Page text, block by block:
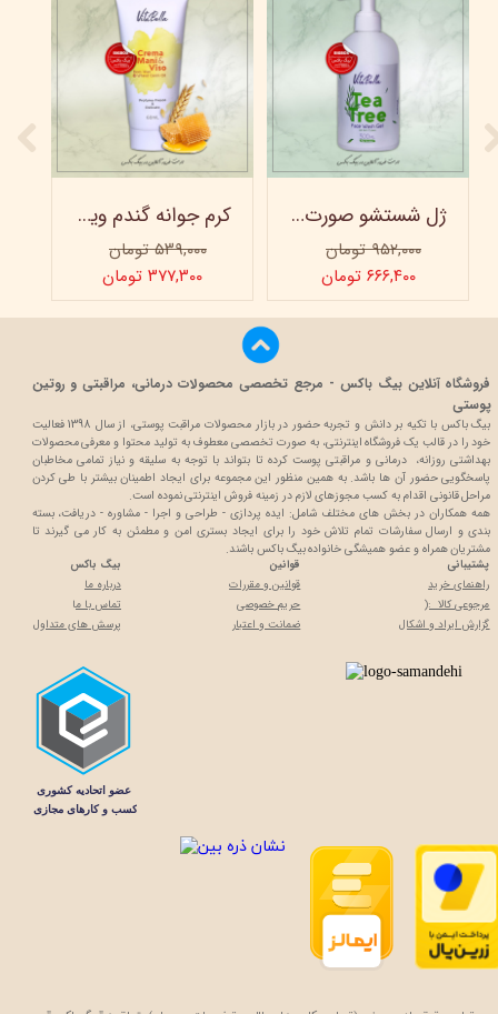
کرم جوانه گندم ویتابلا - تیوپی 60 میلی‌ لیتر
۵۳۹,۰۰۰ تومان
۳۷۷,۳۰۰ تومان
ژل شستشو صورت ویتابلا - 300 میلی لیتر
۹۵۲,۰۰۰ تومان
۶۶۶,۴۰۰ تومان
پشتیبانی
راهنمای خرید
مرجوعی کالا :(
گزارش ایراد و اشکال
قوانین
قوانین و مقررات
حریم خصوصی
ضمانت و اعتبار
بیگ باکس
درباره ما
تماس با ما
پرسش های متداول
فروشگاه آنلاین بیگ باکس - مرجع تخصصی محصولات درمانی، مراقبتی و روتین
پوستی
بیگ باکس با تکیه بر دانش و تجربه حضور در بازار محصولات مراقبت پوستی، از سال 1398 فعالیت
خود را در قالب یک فروشگاه اینترنتی، به صورت تخصصی معطوف به تولید محتوا و معرفی محصولات
بهداشتی روزانه، درمانی و مراقبتی پوست کرده تا بتواند با توجه به سلیقه و نیاز تمامی مخاطبان
پاسخگویی حضور آن ها باشد. به همین منظور این مجموعه برای ایجاد اطمینان بیشتر با طی کردن
مراحل قانونی اقدام به کسب مجوزهای لازم در زمینه فروش اینترنتی نموده است.
همه همکاران در بخش های مختلف شامل: ایده پردازی - طراحی و اجرا - مشاوره - دریافت، بسته
بندی و ارسال سفارشات تمام تلاش خود را برای ایجاد بستری امن و مطمئن به کار می گیرند تا
مشتریان همراه و عضو همیشگی خانواده بیگ باکس باشند.